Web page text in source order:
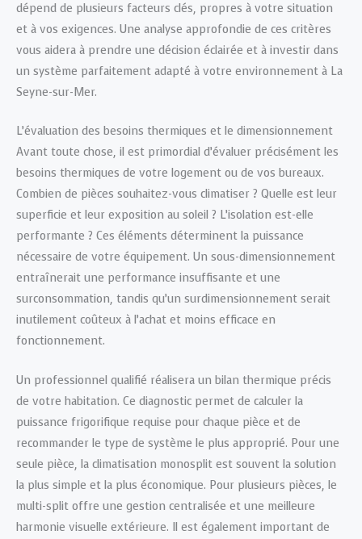
dépend de plusieurs facteurs clés, propres à votre situation
et à vos exigences. Une analyse approfondie de ces critères
vous aidera à prendre une décision éclairée et à investir dans
un système parfaitement adapté à votre environnement à La
Seyne-sur-Mer.
L’évaluation des besoins thermiques et le dimensionnement
Avant toute chose, il est primordial d’évaluer précisément les
besoins thermiques de votre logement ou de vos bureaux.
Combien de pièces souhaitez-vous climatiser ? Quelle est leur
superficie et leur exposition au soleil ? L’isolation est-elle
performante ? Ces éléments déterminent la puissance
nécessaire de votre équipement. Un sous-dimensionnement
entraînerait une performance insuffisante et une
surconsommation, tandis qu’un surdimensionnement serait
inutilement coûteux à l’achat et moins efficace en
fonctionnement.
Un professionnel qualifié réalisera un bilan thermique précis
de votre habitation. Ce diagnostic permet de calculer la
puissance frigorifique requise pour chaque pièce et de
recommander le type de système le plus approprié. Pour une
seule pièce, la climatisation monosplit est souvent la solution
la plus simple et la plus économique. Pour plusieurs pièces, le
multi-split offre une gestion centralisée et une meilleure
harmonie visuelle extérieure. Il est également important de